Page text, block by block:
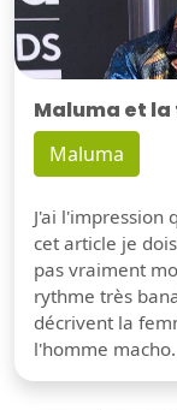
Maluma et
Maluma
J'ai l'impression
cet article je
pas vraiment
rythme très
décrivent la
l'homme macho.